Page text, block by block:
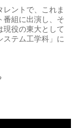
ントで、これま
番組に出演し、そ
現役の東大として
ステム工学科」に